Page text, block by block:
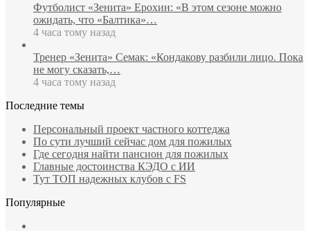
Футболист «Зенита» Ерохин: «В этом сезоне можно
ожидать, что «Балтика»…
4 часа тому назад
Тренер «Зенита» Семак: «Кондакову разбили лицо. Пока
не могу сказать,…
4 часа тому назад
Последние темы
Персональный проект частного коттеджа
По сути лучший сейчас дом для пожилых
Где сегодня найти пансион для пожилых
Главные достоинства КЭДО с ИИ
Тут ТОП надежных клубов с FS
Популярные